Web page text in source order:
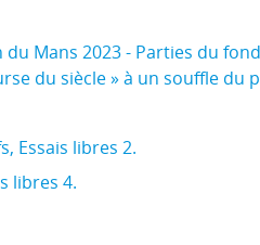
Mans 2023 - Parties du
du siècle » à un souffle du
Essais libres 2.
libres 4.